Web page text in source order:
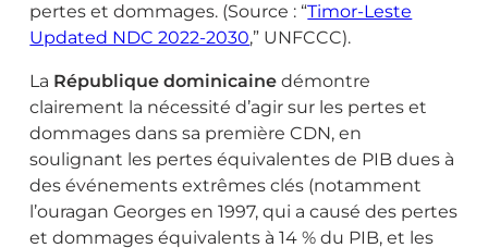
pertes et dommages. (Source : “Timor-Leste
Updated NDC 2022-2030,” UNFCCC).
La République dominicaine démontre
clairement la nécessité d’agir sur les pertes et
dommages dans sa première CDN, en
soulignant les pertes équivalentes de PIB dues à
des événements extrêmes clés (notamment
l’ouragan Georges en 1997, qui a causé des pertes
et dommages équivalents à 14 % du PIB, et les